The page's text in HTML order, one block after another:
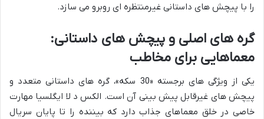
را با پیچش های داستانی غیرمنتظره ای روبرو می سازد.
گره های اصلی و پیچش های داستانی:
معماهایی برای مخاطب
یکی از ویژگی های برجسته «30 سکه»، گره های داستانی متعدد و
پیچش های غیرقابل پیش بینی آن است. الکس د لا ایگلسیا مهارت
خاصی در خلق معماهای جذاب دارد که بیننده را تا پایان سریال